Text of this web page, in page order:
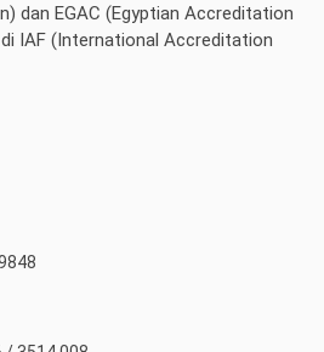
dan EGAC (Egyptian Accreditation
IAF (International Accreditation